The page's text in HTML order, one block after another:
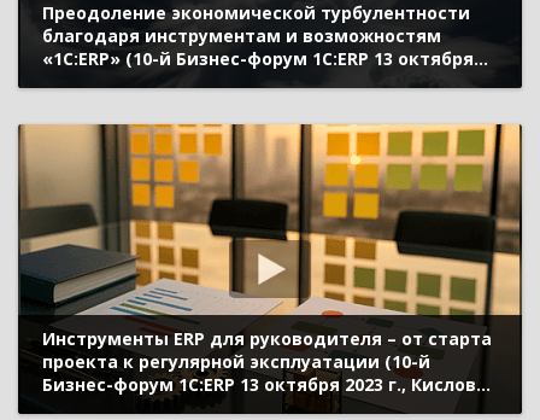
Преодоление экономической турбулентности
благодаря инструментам и возможностям
«1С:ERP» (10-й Бизнес-форум 1С:ERP 13 октября
2023 г., Шевченко Ольга, «Эскаро Кемикал АС»)
Инструменты ERP для руководителя – от старта
проекта к регулярной эксплуатации (10-й
Бизнес-форум 1С:ERP 13 октября 2023 г., Кислов
Алексей, «1С»)